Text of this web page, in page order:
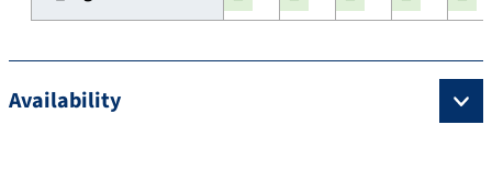
Availability